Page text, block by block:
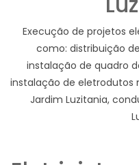
Execução de projetos
como: distribuição
instalação de quadro
instalação de eletrodutos
Jardim Luzitania,